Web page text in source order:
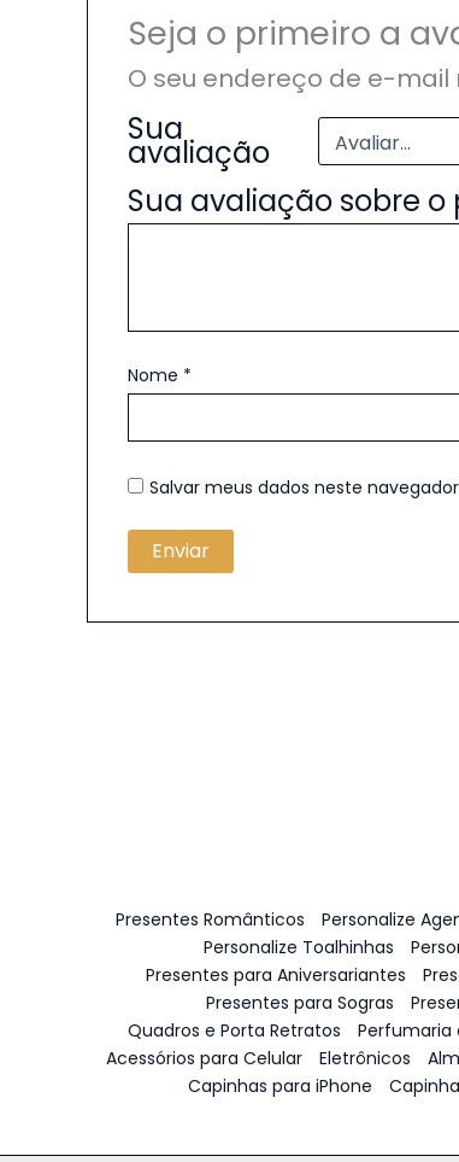
Seja o primeiro a
O seu endereço de e-
Sua
avaliação
Sua avaliação sobre
Nome *
Salvar meus dados neste
Presentes Românticos Personalize
Personalize Toalhinhas
Presentes para Aniversariantes
Presentes para Sogras
Quadros e Porta Retratos
Perfumaria
Acessórios para Celular
Eletrônicos
Capinhas para iPhone